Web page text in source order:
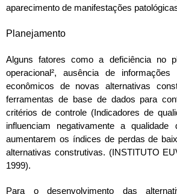
aparecimento de manifestações
Planejamento
Alguns fatores como a deficiência no
operacional², ausência de
econômicos de novas alternativas
ferramentas de base de dados para
critérios de controle (Indicadores de
influenciam negativamente a
aumentarem os índices de perdas de
alternativas construtivas. (INSTITUTO
1999).
Para o desenvolvimento das